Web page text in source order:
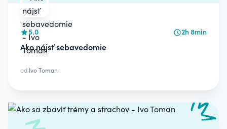
5.0 2h 8min
Ako nájsť sebavedomie
od Ivo Toman